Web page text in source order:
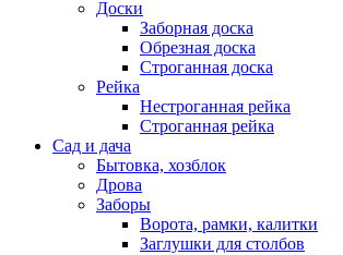
Доски
Заборная доска
Обрезная доска
Строганная доска
Рейка
Нестроганная рейка
Строганная рейка
Сад и дача
Бытовка, хозблок
Дрова
Заборы
Ворота, рамки, калитки
Заглушки для столбов